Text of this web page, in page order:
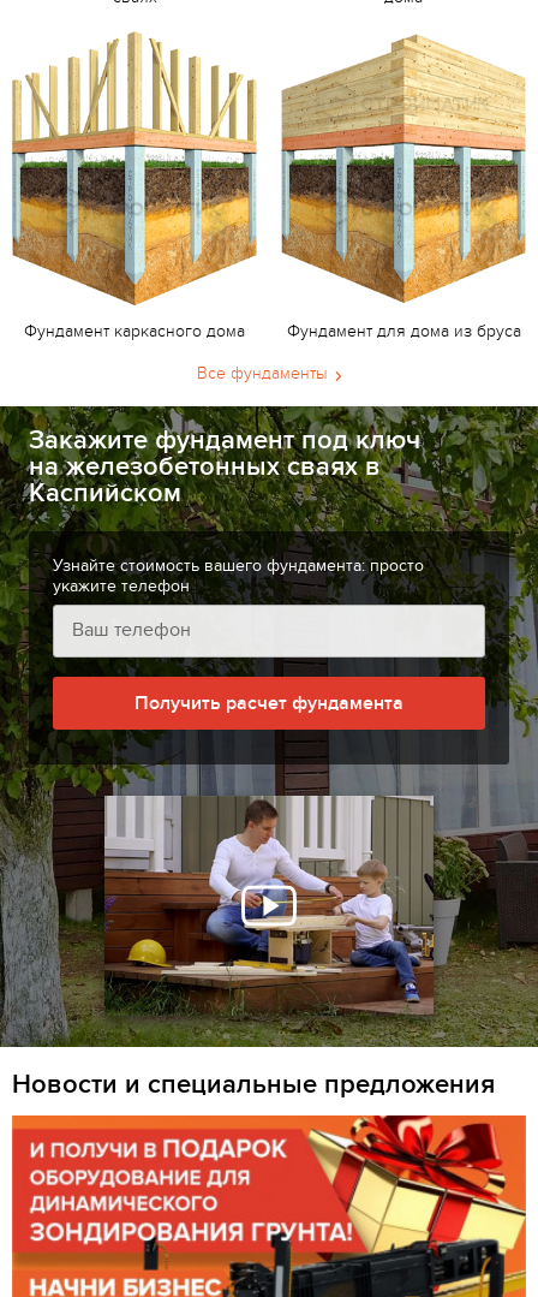
Фундамент каркасного дома Фундамент для дома из бруса
Все фундаменты
Закажите фундамент под ключ
на железобетонных сваях в
Каспийском
Узнайте стоимость вашего фундамента: просто
укажите телефон
Получить расчет фундамента
Новости и специальные предложения